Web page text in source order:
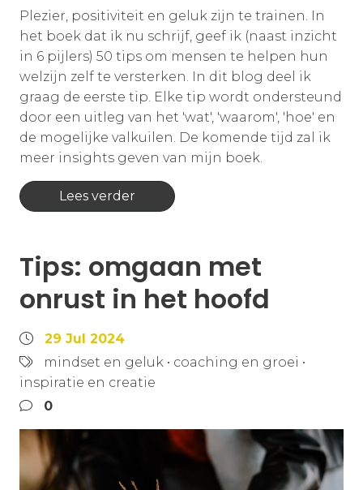
Plezier, positiviteit en geluk zijn te trainen. In
het boek dat ik nu schrijf, geef ik (naast inzicht
in 6 pijlers) 50 tips om mensen te helpen hun
welzijn zelf te versterken. In dit blog deel ik
graag de eerste tip. Elke tip wordt ondersteund
door een uitleg van het 'wat', 'waarom', 'hoe' en
de mogelijke valkuilen. De komende tijd zal ik
meer insights geven van mijn boek.
Lees verder
Tips: omgaan met
onrust in het hoofd
29 Jul 2024
mindset en geluk • coaching en groei •
inspiratie en creatie
0